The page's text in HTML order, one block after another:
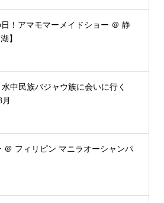
日！アマモマーメイドショー ＠ 静
】
水中民族バジャウ族に会いに行く